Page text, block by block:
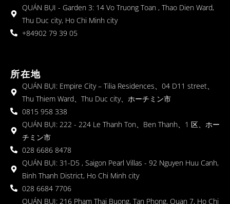
QUÁN BỤI - Garden 3: 14 Vo Truong Toan , Thao Dien Ward,
Thu Duc city, Ho Chi Minh city
+84902 79 39 05
所在地
QUÁN BỤI: Empire City – Tilia Residences、04 D11 street、
Thu Thiem Ward、Thu Duc city、ホーチミン市
0815 958 338
QUÁN BỤI: 222 - 224 Le Thanh Ton、Ben Thanh、1 区、ホー
チミン市
028 6686 8478
QUÁN BỤI: 31-D5 , Saigon Pearl Villas - 92 Nguyen Huu Canh,
Binh Thanh District, Ho Chi Minh city
028 6684 7706
QUÁN BỤI: 216 Pham Thai Buong, Tan Phong, Quan 7, Ho Chi